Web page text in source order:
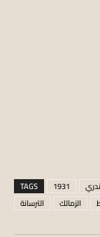
TAGS 1931
الترسانة
الزمالك